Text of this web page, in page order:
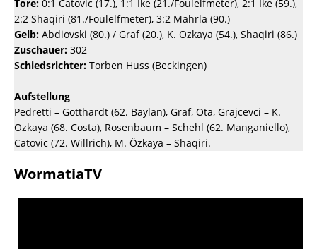
Tore: 0:1 Catovic (17.), 1:1 Ike (21./Foulelfmeter), 2:1 Ike (59.),
2:2 Shaqiri (81./Foulelfmeter), 3:2 Mahrla (90.)
Gelb: Abdiovski (80.) / Graf (20.), K. Özkaya (54.), Shaqiri (86.)
Zuschauer: 302
Schiedsrichter: Torben Huss (Beckingen)
Aufstellung
Pedretti – Gotthardt (62. Baylan), Graf, Ota, Grajcevci – K.
Özkaya (68. Costa), Rosenbaum – Schehl (62. Manganiello),
Catovic (72. Willrich), M. Özkaya – Shaqiri.
WormatiaTV